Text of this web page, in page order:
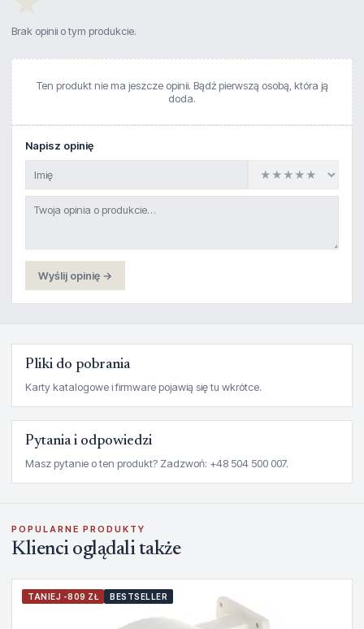
Brak opinii o tym produkcie.
Ten produkt nie ma jeszcze opinii. Bądź pierwszą osobą, która ją
doda.
Napisz opinię
Wyślij opinię →
Pliki do pobrania
Karty katalogowe i firmware pojawią się tu wkrótce.
Pytania i odpowiedzi
Masz pytanie o ten produkt? Zadzwoń: +48 504 500 007.
POPULARNE PRODUKTY
Klienci oglądali także
TANIEJ -809 ZŁ BESTSELLER